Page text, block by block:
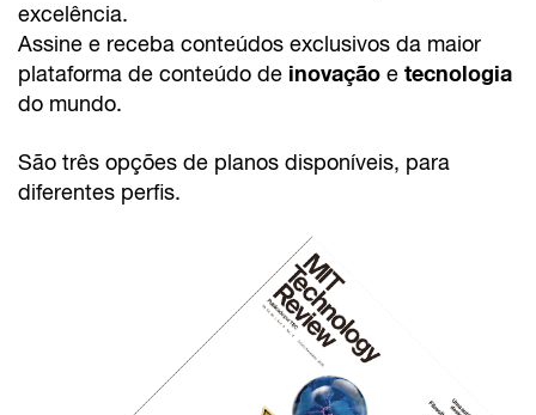
excelência.
Assine e receba conteúdos exclusivos da maior
plataforma de conteúdo de inovação e tecnologia
do mundo.
São três opções de planos disponíveis, para
diferentes perfis.